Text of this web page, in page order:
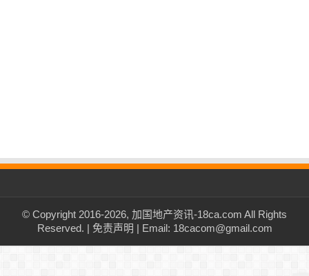
© Copyright 2016-2026, 加国地产资讯-18ca.com All Rights
Reserved. | 免责声明 | Email: 18cacom@gmail.com